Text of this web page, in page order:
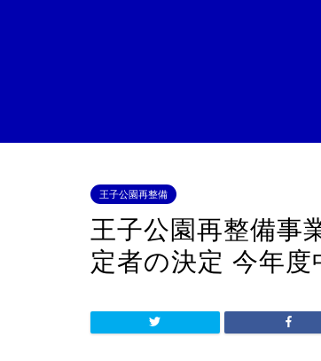
王子公園再整備
王子公園再整備事
定者の決定 今年